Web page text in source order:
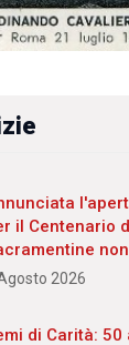
il Centenario
2026
di Carità: